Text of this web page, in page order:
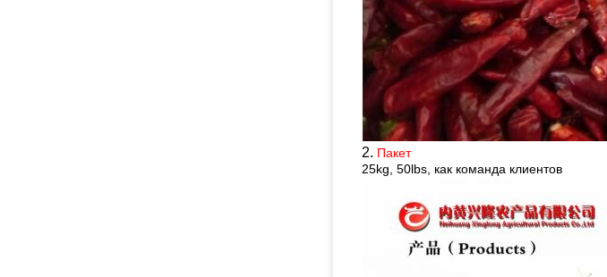
2. Пакет
25kg, 50lbs, как команда клиентов